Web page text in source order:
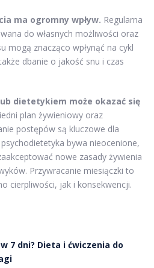
ma ogromny wpływ. Regularna
do własnych możliwości oraz
mogą znacząco wpłynąć na cykl
dbanie o jakość snu i czas
dietetykiem może okazać się
plan żywieniowy oraz
postępów są kluczowe dla
bywa nieocenione,
nowe zasady żywienia
Przywracanie miesiączki to
cierpliwości, jak i konsekwencji.
7 dni? Dieta i ćwiczenia do